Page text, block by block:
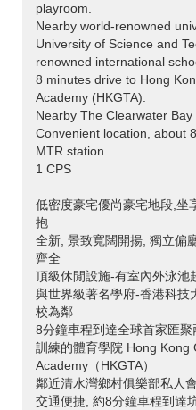
playroom.
Nearby world-renowned
University of Science and
renowned international
8 minutes drive to Hong
Academy (HKGTA).
Nearby The Clearwater
Convenient location, about
MTR station.
1 CPS
低密度豪宅優尚豪宅地段,坐
抱
全新, 景致寬闊開揚, 獨立偏
齊全
頂級休閒設施-有室內外泳池
與世界級著名學府-香港科技
校為鄰
8分鐘車程到達全球首家匯
訓練的體育學院 Hong Kong
Academy（HKGTA）
鄰近清水灣鄉村俱樂部私人
交通便捷, 約8分鐘車程到達